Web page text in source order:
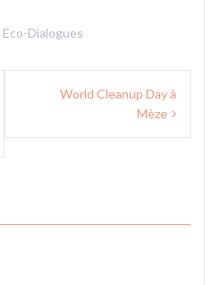
Eco-Dialogues
World Cleanup Day à
Mèze